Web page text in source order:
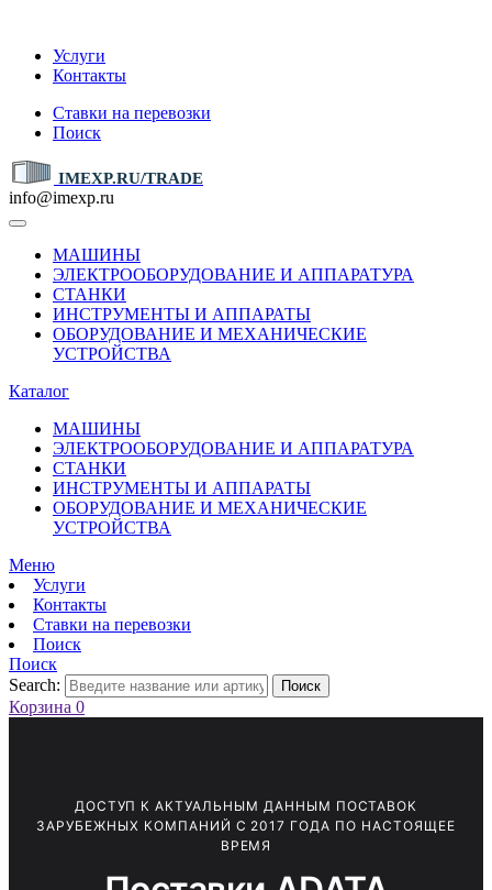
Услуги
Контакты
Ставки на перевозки
Поиск
IMEXP.RU/TRADE
info@imexp.ru
МАШИНЫ
ЭЛЕКТРООБОРУДОВАНИЕ И АППАРАТУРА
СТАНКИ
ИНСТРУМЕНТЫ И АППАРАТЫ
ОБОРУДОВАНИЕ И МЕХАНИЧЕСКИЕ
УСТРОЙСТВА
Каталог
МАШИНЫ
ЭЛЕКТРООБОРУДОВАНИЕ И АППАРАТУРА
СТАНКИ
ИНСТРУМЕНТЫ И АППАРАТЫ
ОБОРУДОВАНИЕ И МЕХАНИЧЕСКИЕ
УСТРОЙСТВА
Меню
Услуги
Контакты
Ставки на перевозки
Поиск
Поиск
Search:
Поиск
Корзина 0
ДОСТУП К АКТУАЛЬНЫМ ДАННЫМ ПОСТАВОК
ЗАРУБЕЖНЫХ КОМПАНИЙ С 2017 ГОДА ПО НАСТОЯЩЕЕ
ВРЕМЯ